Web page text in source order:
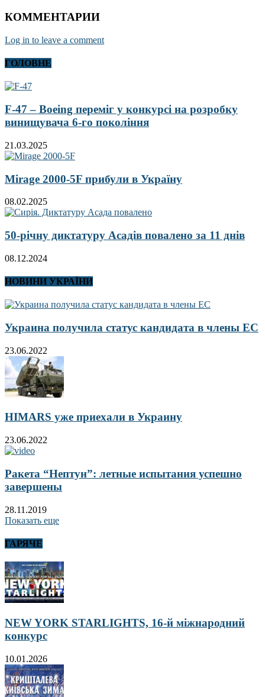
КОММЕНТАРИИ
Log in to leave a comment
ГОЛОВНЕ
F-47 – Boeing переміг у конкурсі на розробку
винищувача 6-го покоління
21.03.2025
Mirage 2000-5F прибули в Україну
08.02.2025
50-річну диктатуру Асадів повалено за 11 днів
08.12.2024
НОВИНИ УКРАЇНИ
Украина получила статус кандидата в члены ЕС
23.06.2022
HIMARS уже приехали в Украину
23.06.2022
Ракета “Нептун”: летные испытания успешно
завершены
28.11.2019
Показать еще
ГАРЯЧЕ
NEW YORK STARLIGHTS, 16-й міжнародний
конкурс
10.01.2026